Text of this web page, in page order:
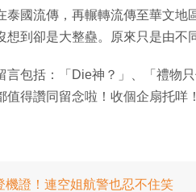
泰國流傳，再輾轉流傳至華文地
想到卻是大整蠱。原來只是由不
言包括：「Die神？」、「禮物
值得讚同留念啦！收個企扇托咩
機證！連空姐航警也忍不住笑